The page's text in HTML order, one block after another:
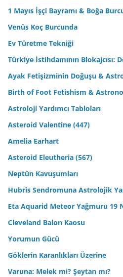
1 Mayıs İşçi Bayramı & Boğa
Venüs Koç Burcunda
Ev Türetme Tekniği
Türkiye İstihdamının Blokajcısı:
Ayak Fetişizminin Doğuşu &
Birth of Foot Fetishism &
Astroloji Yardımcı Tabloları
Asteroid Valentine (447)
Amelia Earhart
Asteroid Eleutheria (567)
Neptün Kavuşumları
Hubris Sendromuna Astrolojik
Eta Aquarid Meteor Yağmuru 19
Cleveland Balon Kaosu
Yorumun Gücü
Göklerin Karanlıkları Üzerine
Varuna: Melek mi? Şeytan mı?